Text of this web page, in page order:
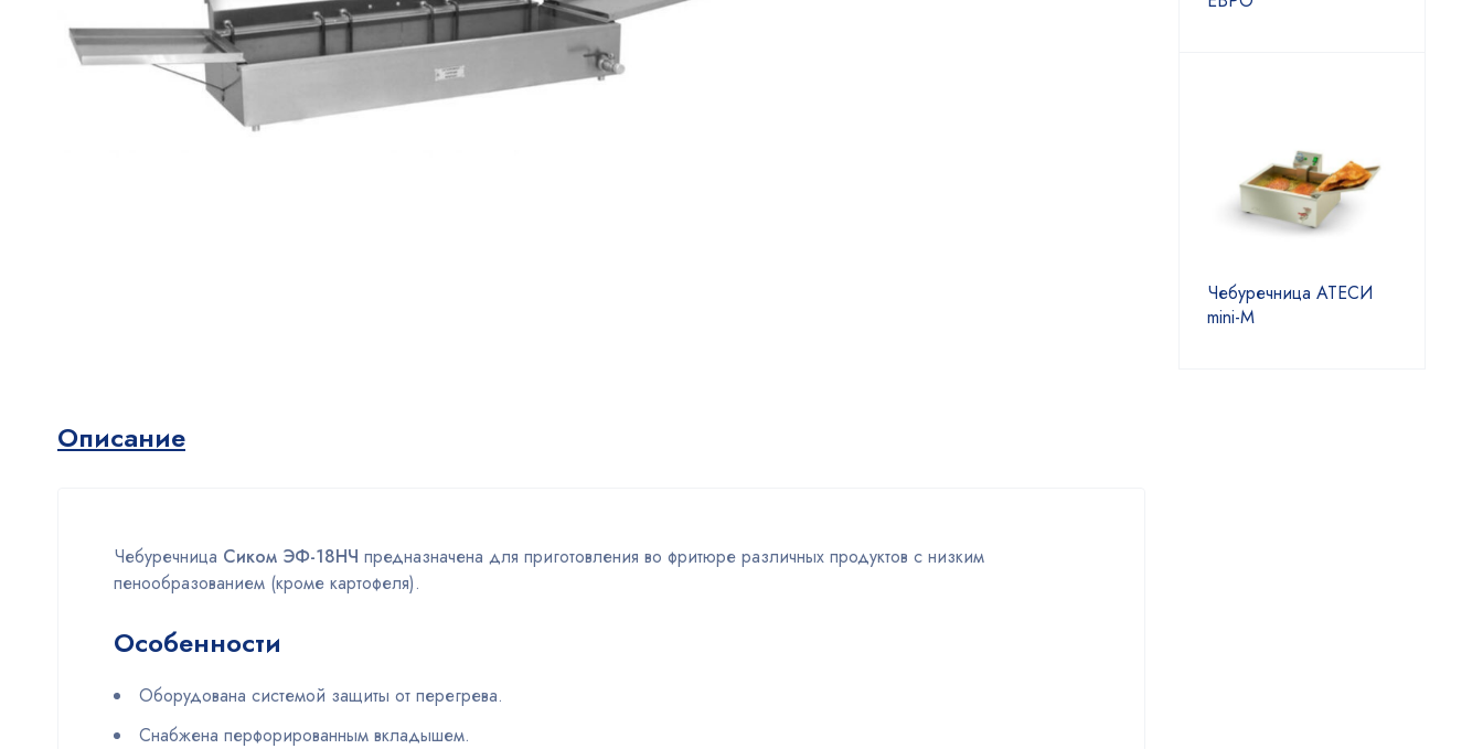
Описание
Чебуречница Сиком ЭФ-18НЧ предназначена для приготовления во фритюре различных продуктов с низким
пенообразованием (кроме картофеля).
Особенности
Оборудована системой защиты от перегрева.
Снабжена перфорированным вкладышем.
Чебуречница АТЕСИ
mini-М